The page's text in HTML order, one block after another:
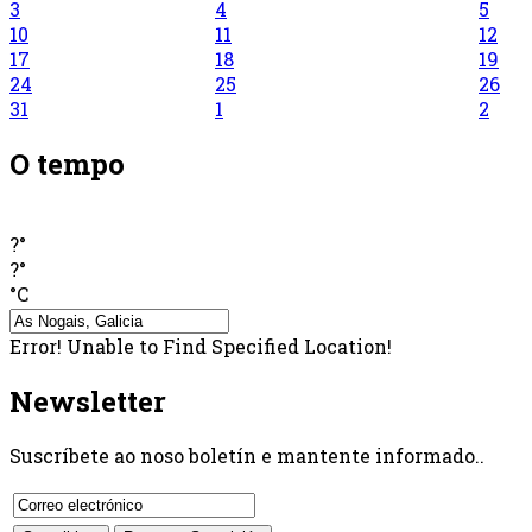
3
4 5
10
11 12
17
18 19
24
25 26
31
1 2
O tempo
?°
?°
°C
Error! Unable to Find Specified Location!
Newsletter
Suscríbete ao noso boletín e mantente informado..